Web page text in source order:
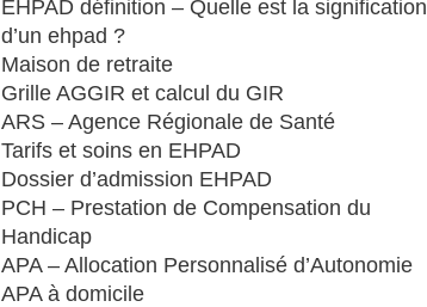
EHPAD définition – Quelle est la signification
d’un ehpad ?
Maison de retraite
Grille AGGIR et calcul du GIR
ARS – Agence Régionale de Santé
Tarifs et soins en EHPAD
Dossier d’admission EHPAD
PCH – Prestation de Compensation du
Handicap
APA – Allocation Personnalisé d’Autonomie
APA à domicile